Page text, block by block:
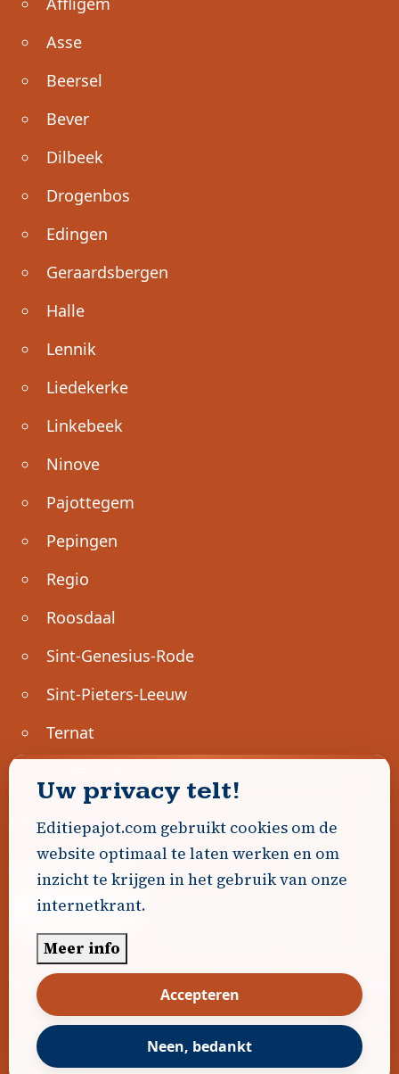
Asse
Beersel
Bever
Dilbeek
Drogenbos
Edingen
Geraardsbergen
Halle
Lennik
Liedekerke
Linkebeek
Ninove
Pajottegem
Pepingen
Regio
Roosdaal
Sint-Genesius-Rode
Sint-Pieters-Leeuw
Ternat
Geen advertenties gevonden.
Uw advertentie hier? Contacteer ons!
Word Partner!
© 2026 Editiepajot.com
Algemene voorwaarden
|Disclaimer Privacybeleid Cookiebeleid|
Gerealiseerd doorDavidHosse.net
Uw privacy telt!
Editiepajot.com gebruikt cookies om de
website optimaal te laten werken en om
inzicht te krijgen in het gebruik van onze
internetkrant.
Meer info
Accepteren
Neen, bedankt